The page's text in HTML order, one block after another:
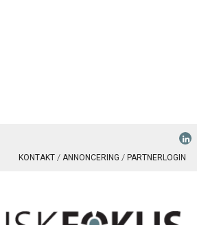
KONTAKT ANNONCERING PARTNERLOGIN